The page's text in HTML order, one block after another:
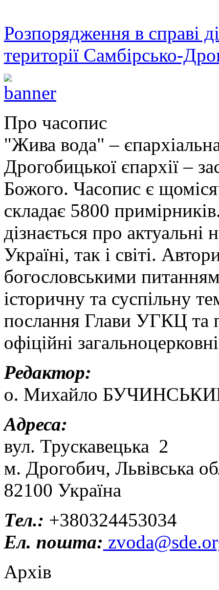
Розпорядження в справі
території Самбірсько-
Про часопис
"Жива вода" –
Дрогобицької єпархії –
Божого. Часопис є
складає 5800
дізнається про
Україні, так і світі.
богословськими
історичну та суспільну
послання Глави УГКЦ та
офіційні
Редактор:
о. Михайло
Адреса:
вул. Трускавецька 2
м. Дрогобич, Львівська
82100 Україна
Тел.: +380324453034
Ел. пошта:
Архів